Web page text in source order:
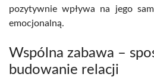
pozytywnie wpływa na jego
emocjonalną.
Wspólna zabawa –
budowanie relacji